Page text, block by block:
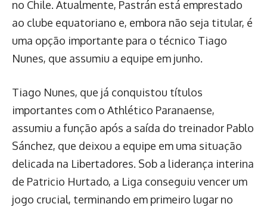
no Chile. Atualmente, Pastrán está emprestado
ao clube equatoriano e, embora não seja titular, é
uma opção importante para o técnico Tiago
Nunes, que assumiu a equipe em junho.
Tiago Nunes, que já conquistou títulos
importantes com o Athlético Paranaense,
assumiu a função após a saída do treinador Pablo
Sánchez, que deixou a equipe em uma situação
delicada na Libertadores. Sob a liderança interina
de Patricio Hurtado, a Liga conseguiu vencer um
jogo crucial, terminando em primeiro lugar no